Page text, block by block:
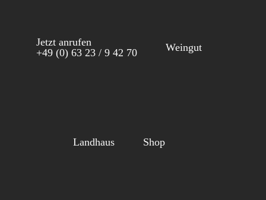
Jetzt anrufen
+49 (0) 63 23 / 9 42 70
Weingut
Landhaus Shop